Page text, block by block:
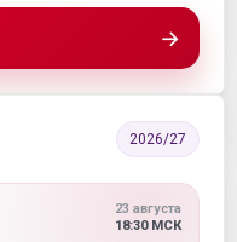
→
2026/27
23 августа
18:30 МСК